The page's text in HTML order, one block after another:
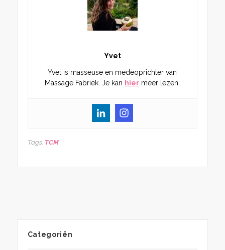
Yvet
Yvet is masseuse en medeoprichter van
Massage Fabriek. Je kan hier meer lezen.
Tags: TCM
Categoriën